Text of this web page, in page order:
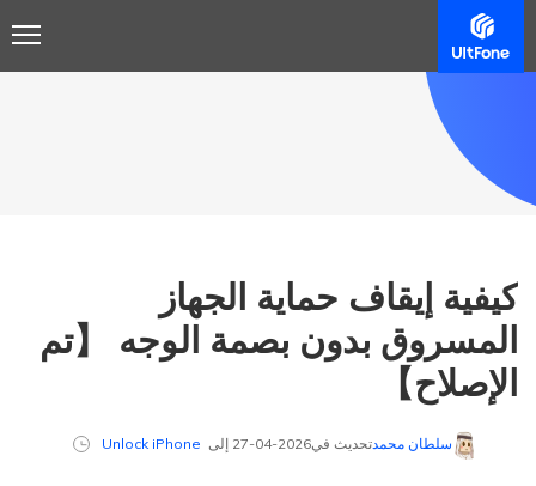
كيفية إيقاف حماية الجهاز
المسروق بدون بصمة الوجه 【تم
الإصلاح】
سلطان محمدتحديث في2026-04-27 إلى Unlock iPhone